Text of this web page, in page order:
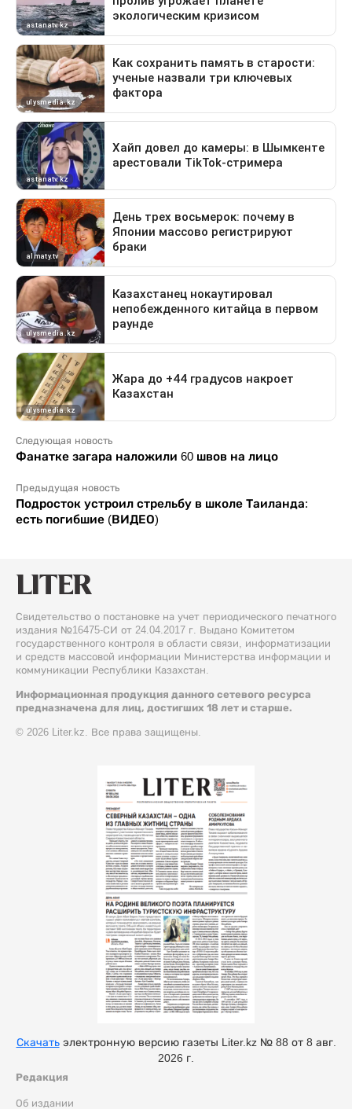
Следующая новость
Фанатке загара наложили 60 швов на лицо
Предыдущая новость
Подросток устроил стрельбу в школе Таиланда:
есть погибшие (ВИДЕО)
Свидетельство о постановке на учет периодического печатного
издания №16475-СИ от 24.04.2017 г. Выдано Комитетом
государственного контроля в области связи, информатизации
и средств массовой информации Министерства информации и
коммуникации Республики Казахстан.
Информационная продукция данного сетевого ресурса
предназначена для лиц, достигших 18 лет и старше.
© 2026 Liter.kz. Все права защищены.
Редакция
Об издании
Скачатьэлектронную версию газеты Liter.kz № 88 от 8 авг.
2026 г.